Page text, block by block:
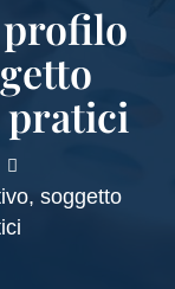
profilo
pratici
soggetto